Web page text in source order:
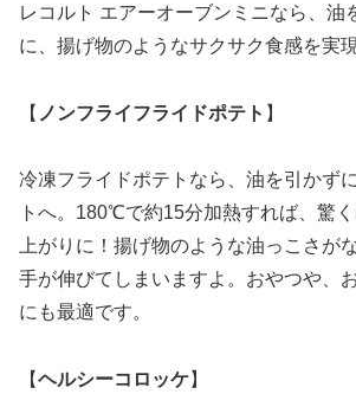
レコルト エアーオーブンミニなら、油
に、揚げ物のようなサクサク食感を実
【 ノンフライフライドポテト 】
冷凍フライドポテトなら、油を引かず
トへ。180℃で約15分加熱すれば、驚
上がりに！揚げ物のような油っこさが
手が伸びてしまいますよ。おやつや、
にも最適です。
【ヘルシーコロッケ】